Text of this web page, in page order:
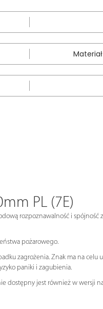
PL (7E)
rozpoznawalność i spójność
pożarowego.
zagrożenia. Znak ma na celu
paniki i zagubienia.
dostępny jest również w wersji